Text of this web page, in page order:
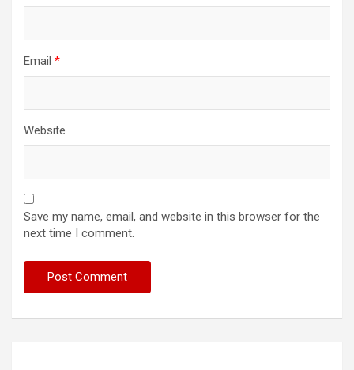
Email *
Website
Save my name, email, and website in this browser for the
next time I comment.